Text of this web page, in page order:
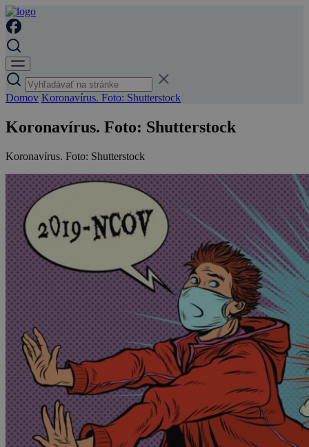
Domov Koronavírus. Foto: Shutterstock
Koronavírus. Foto: Shutterstock
Koronavírus. Foto: Shutterstock